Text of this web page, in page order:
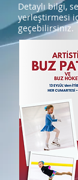
Detaylı bilgi,
yerleştirmesi
geçebilirsiniz.